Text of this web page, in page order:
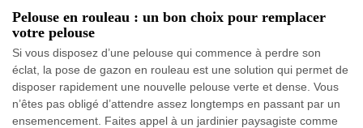
Pelouse en rouleau : un bon choix pour remplacer
votre pelouse
Si vous disposez d’une pelouse qui commence à perdre son
éclat, la pose de gazon en rouleau est une solution qui permet de
disposer rapidement une nouvelle pelouse verte et dense. Vous
n’êtes pas obligé d’attendre assez longtemps en passant par un
ensemencement. Faites appel à un jardinier paysagiste comme